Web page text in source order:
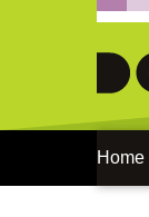
Home